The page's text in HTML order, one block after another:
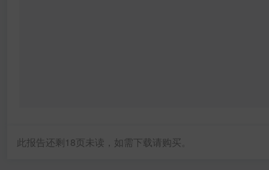
此报告还剩18页未读，如需下载请购买。